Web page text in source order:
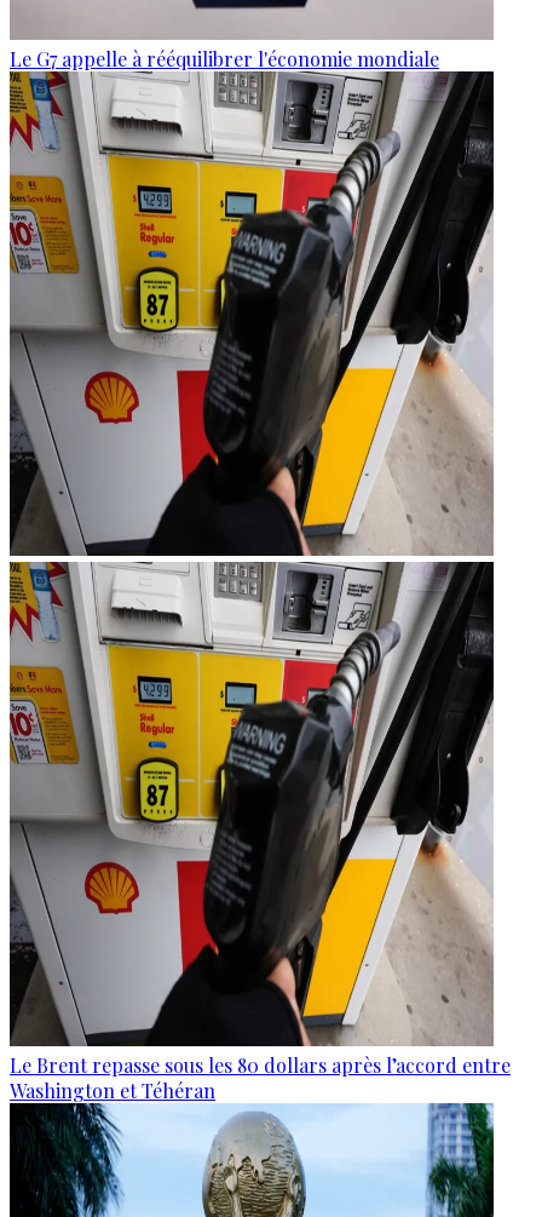
Le G7 appelle à rééquilibrer l'économie mondiale
Le Brent repasse sous les 80 dollars après l’accord entre
Washington et Téhéran